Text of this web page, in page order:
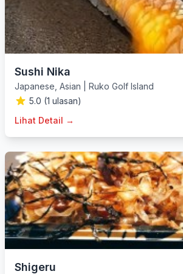
Sushi Nika
Japanese Asian
Ruko Golf Island
5.0 (1 ulasan)
Lihat Detail →
Shigeru